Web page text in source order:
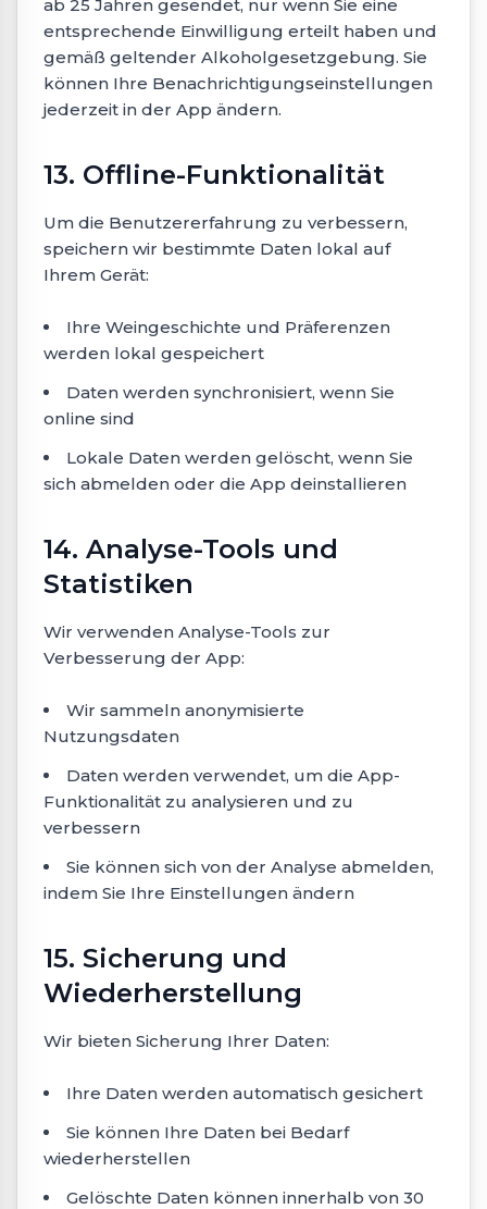
ab 25 Jahren gesendet, nur wenn Sie eine
entsprechende Einwilligung erteilt haben und
gemäß geltender Alkoholgesetzgebung. Sie
können Ihre Benachrichtigungseinstellungen
jederzeit in der App ändern.
13. Offline-Funktionalität
Um die Benutzererfahrung zu verbessern,
speichern wir bestimmte Daten lokal auf
Ihrem Gerät:
Ihre Weingeschichte und Präferenzen
werden lokal gespeichert
Daten werden synchronisiert, wenn Sie
online sind
Lokale Daten werden gelöscht, wenn Sie
sich abmelden oder die App deinstallieren
14. Analyse-Tools und
Statistiken
Wir verwenden Analyse-Tools zur
Verbesserung der App:
Wir sammeln anonymisierte
Nutzungsdaten
Daten werden verwendet, um die App-
Funktionalität zu analysieren und zu
verbessern
Sie können sich von der Analyse abmelden,
indem Sie Ihre Einstellungen ändern
15. Sicherung und
Wiederherstellung
Wir bieten Sicherung Ihrer Daten:
Ihre Daten werden automatisch gesichert
Sie können Ihre Daten bei Bedarf
wiederherstellen
Gelöschte Daten können innerhalb von 30